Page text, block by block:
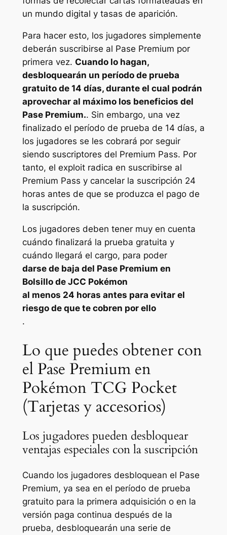
un mundo digital y tasas de aparición.
Para hacer esto, los jugadores simplemente
deberán suscribirse al Pase Premium por
primera vez. Cuando lo hagan,
desbloquearán un período de prueba
gratuito de 14 días, durante el cual podrán
aprovechar al máximo los beneficios del
Pase Premium.. Sin embargo, una vez
finalizado el período de prueba de 14 días, a
los jugadores se les cobrará por seguir
siendo suscriptores del Premium Pass. Por
tanto, el exploit radica en suscribirse al
Premium Pass y cancelar la suscripción 24
horas antes de que se produzca el pago de
la suscripción.
Los jugadores deben tener muy en cuenta
cuándo finalizará la prueba gratuita y
cuándo llegará el cargo, para poder
darse de baja del Pase Premium en
Bolsillo de JCC Pokémon
al menos 24 horas antes para evitar el
riesgo de que te cobren por ello
.
Lo que puedes obtener con
el Pase Premium en
Pokémon TCG Pocket
(Tarjetas y accesorios)
Los jugadores pueden desbloquear
ventajas especiales con la suscripción
Cuando los jugadores desbloquean el Pase
Premium, ya sea en el período de prueba
gratuito para la primera adquisición o en la
versión paga continua después de la
prueba, desbloquearán una serie de